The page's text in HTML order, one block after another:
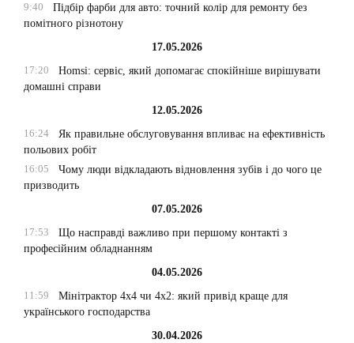
9:40
Підбір фарби для авто: точний колір для ремонту без
помітного різнотону
17.05.2026
17:20
Homsi: сервіс, який допомагає спокійніше вирішувати
домашні справи
12.05.2026
16:24
Як правильне обслуговування впливає на ефективність
польових робіт
16:05
Чому люди відкладають відновлення зубів і до чого це
призводить
07.05.2026
17:53
Що насправді важливо при першому контакті з
професійним обладнанням
04.05.2026
11:59
Мінітрактор 4х4 чи 4х2: який привід краще для
українського господарства
30.04.2026